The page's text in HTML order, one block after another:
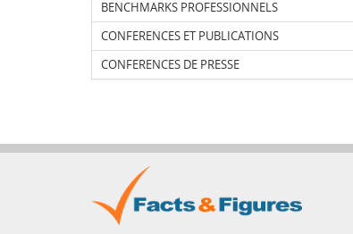
BENCHMARKS PROFESSIONNELS
CONFERENCES ET PUBLICATIONS
CONFERENCES DE PRESSE